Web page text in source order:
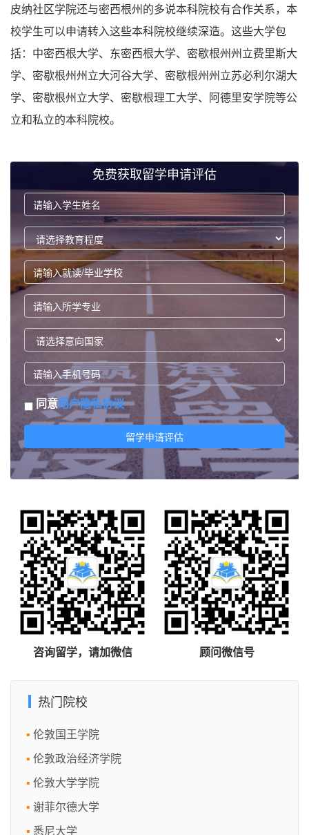
皮纳社区学院还与密西根州的多说本科院校有合作关系，本
校学生可以申请转入这些本科院校继续深造。这些大学包
括：中密西根大学、东密西根大学、密歇根州州立费里斯大
学、密歇根州州立大河谷大学、密歇根州州立苏必利尔湖大
学、密歇根州立大学、密歇根理工大学、阿德里安学院等公
立和私立的本科院校。
免费获取留学申请评估
同意用户隐私协议
留学申请评估
咨询留学，请加微信 顾问微信号
热门院校
伦敦国王学院
伦敦政治经济学院
伦敦大学学院
谢菲尔德大学
悉尼大学